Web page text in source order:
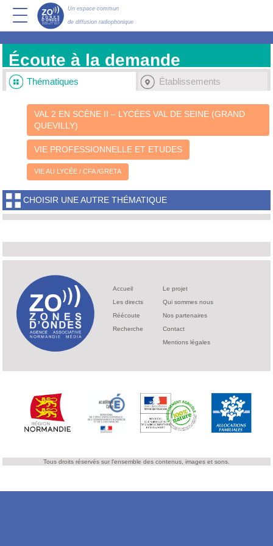
Un espace commun
de diffusion radiophonique
Écoute à la demande
Thématiques Établissements
VAL 2 EN SCÈNE II – LYCÉES VAL DE SEINE (GRAND
QUEVILLY)
VIE PROFESSIONNELLE ET ETUDES
VIE AU LYCÉE / CFA /GRETA
CHOISIR UNE AUTRE THÉMATIQUE
Accueil
Les directs
Réécoute
Recherche
Le projet
Qui sommes nous
Nos partenaires
Contact
Mentions légales
Tous droits réservés sur l'ensemble des contenus, images et sons.